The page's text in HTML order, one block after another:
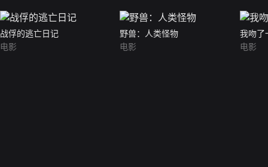
战俘的逃亡日记
电影
野兽：人类怪物
电影
我吻了
电影